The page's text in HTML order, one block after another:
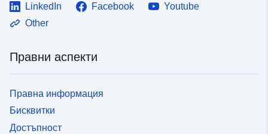
LinkedIn Facebook
Youtube
Other
Правни аспекти
Правна информация
Бисквитки
Достъпност